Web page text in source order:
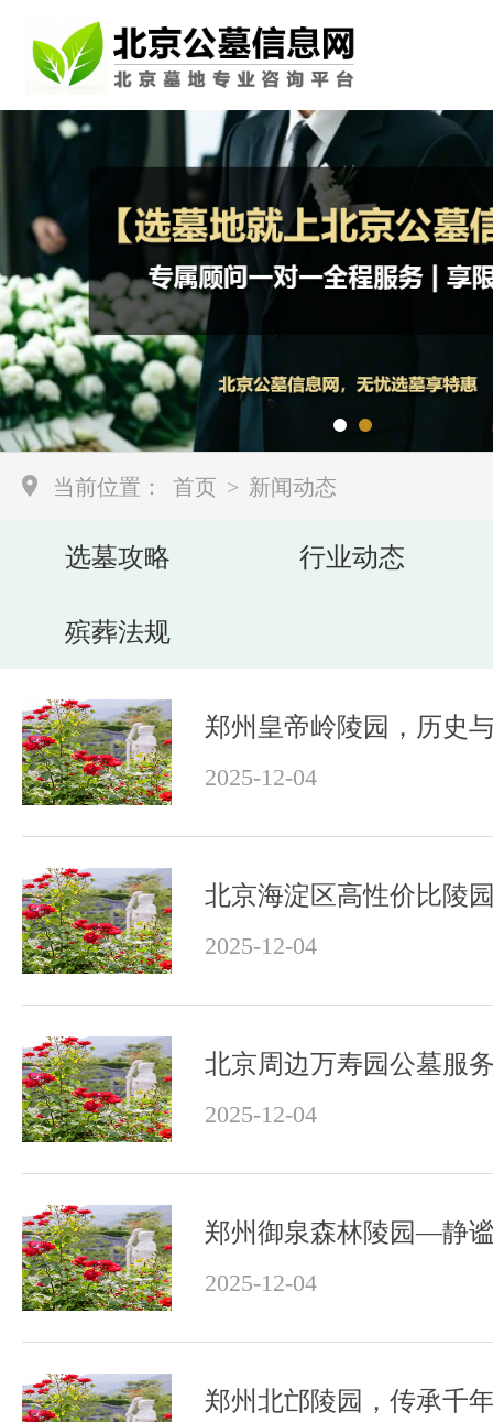
当前位置： 首页 > 新闻动态
选墓攻略 行业动态
殡葬法规
2025-12-04
2025-12-04
2025-12-04
郑州御泉森林陵园—静
2025-12-04